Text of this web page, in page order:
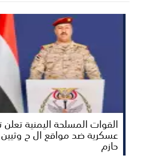
القوات المسلحة اليمنية تعلن
عسكرية ضد مواقع ال ح وثيين
حازم